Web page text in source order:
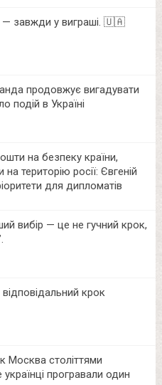
— завжди у виграші. 🇺🇦
продовжує вигадувати
подій в Україні
на безпеку країни,
територію росії: Євгеній
для дипломатів
вибір — це не гучний крок,
крок
Москва століттями
програвали один